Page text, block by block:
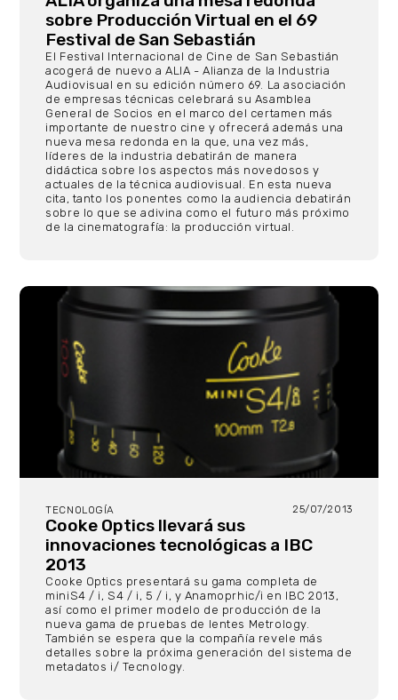
sobre Producción Virtual en el 69
Festival de San Sebastián
El Festival Internacional de Cine de San Sebastián
acogerá de nuevo a ALIA - Alianza de la Industria
Audiovisual en su edición número 69. La asociación
de empresas técnicas celebrará su Asamblea
General de Socios en el marco del certamen más
importante de nuestro cine y ofrecerá además una
nueva mesa redonda en la que, una vez más,
líderes de la industria debatirán de manera
didáctica sobre los aspectos más novedosos y
actuales de la técnica audiovisual. En esta nueva
cita, tanto los ponentes como la audiencia debatirán
sobre lo que se adivina como el futuro más próximo
de la cinematografía: la producción virtual.
TECNOLOGÍA 25/07/2013
Cooke Optics llevará sus
innovaciones tecnológicas a IBC
2013
Cooke Optics presentará su gama completa de
miniS4 / i, S4 / i, 5 / i, y Anamoprhic/i en IBC 2013,
así como el primer modelo de producción de la
nueva gama de pruebas de lentes Metrology.
También se espera que la compañía revele más
detalles sobre la próxima generación del sistema de
metadatos i/ Tecnology.